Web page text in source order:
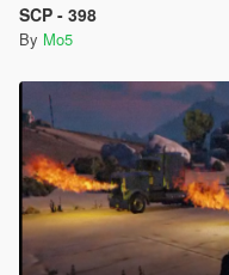
SCP - 398
By Mo5